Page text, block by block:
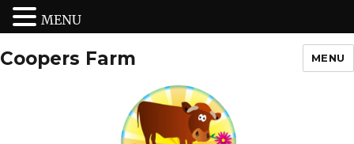
Coopers Farm MENU
MENU